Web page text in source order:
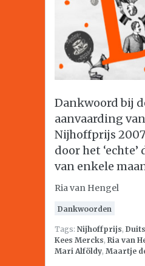
Dankwoord bij
aanvaarding
Nijhoffprijs
door het
van enkele
Ria van Hengel
Dankwoorden
Tags: Nijhoffprijs, Duits
Kees Mercks, Ria van
Mari Alföldy, Maartje